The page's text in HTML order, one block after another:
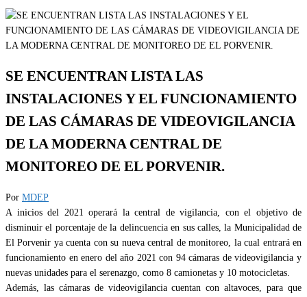
SE ENCUENTRAN LISTA LAS
INSTALACIONES Y EL FUNCIONAMIENTO
DE LAS CÁMARAS DE VIDEOVIGILANCIA
DE LA MODERNA CENTRAL DE
MONITOREO DE EL PORVENIR.
Por MDEP
A inicios del 2021 operará la central de vigilancia, con el objetivo de
disminuir el porcentaje de la delincuencia en sus calles, la Municipalidad de
El Porvenir ya cuenta con su nueva central de monitoreo, la cual entrará en
funcionamiento en enero del año 2021 con 94 cámaras de videovigilancia y
nuevas unidades para el serenazgo, como 8 camionetas y 10 motocicletas.
Además, las cámaras de videovigilancia cuentan con altavoces, para que